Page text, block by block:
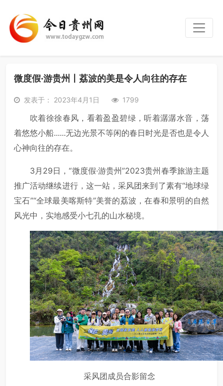
微度假·游贵州丨荔波的美是令人向往的存在
发表于： 2023年4月1日 1799
吹着徐徐春风，看着盈盈碧绿，听着潺潺水音，荡
着悠悠小船......无边光景不等闲的春日时光是否也是令人
心神向往的存在。
3月29日，“微度假·游贵州”2023贵州春季旅游主题
推广活动继续进行，这一站，采风团来到了素有“地球绿
宝石”“全球最美喀斯特”美誉的荔波，在春和景明的自然
风光中，实地感受小七孔的山水秘境。
采风团成员合影留念